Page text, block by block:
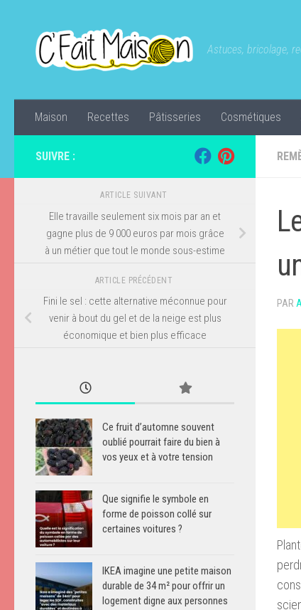
Astuces, bricolage,
Maison Recettes Pâtisseries Cosmétiques
PAR
SUIVRE :
ARTICLE SUIVANT
Elle travaille seulement six mois par an et
gagne plus de 9 000 euros par mois grâce
à un métier que tout le monde sous-estime
ARTICLE PRÉCÉDENT
Fini le sel : cette alternative méconnue pour
venir à bout du gel et de la neige est plus
économique et bien plus efficace
Ce fruit d’automne souvent
oublié pourrait faire du bien à
vos yeux et à votre tension
Que signifie le symbole en
forme de poisson collé sur
certaines voitures ?
IKEA imagine une petite maison
durable de 34 m² pour offrir un
logement digne aux personnes